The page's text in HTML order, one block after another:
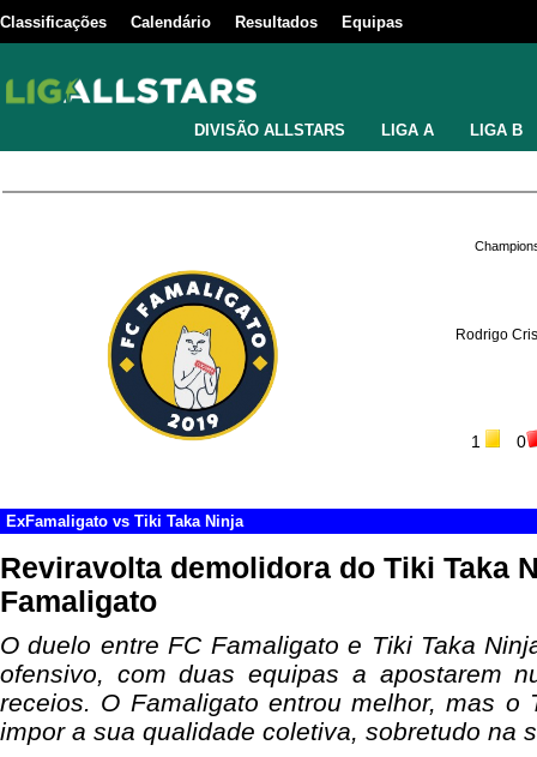
Classificações Calendário Resultados Equipas
DIVISÃO ALLSTARS LIGA A LIGA B
Rodrigo
1 0
ExFamaligato vs Tiki Taka Ninja
Reviravolta demolidora do Tiki Taka
Famaligato
O duelo entre FC Famaligato e Tiki Taka
ofensivo, com duas equipas a apostarem
receios. O Famaligato entrou melhor, mas o
impor a sua qualidade coletiva, sobretudo na